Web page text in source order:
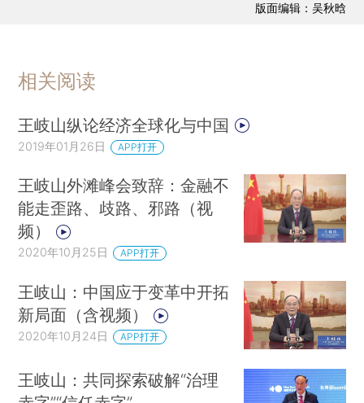
版面编辑：吴秋晗
相关阅读
王岐山纵论经济全球化与中国
2019年01月26日 APP打开
王岐山外滩峰会致辞：金融不
能走歪路、歧路、邪路（视
频）
2020年10月25日 APP打开
王岐山：中国应于变革中开拓
新局面（含视频）
2020年10月24日 APP打开
王岐山：共同探索破解“治理